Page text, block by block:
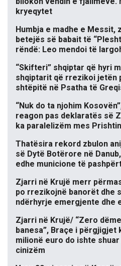
kryeqytet
Humbja e madhe e Messit,
betejës së babait të
rëndë: Leo mendoi të
“Skifteri” shqiptar që hyri
shqiptarit që rrezikoi jetën
shtëpitë në Psatha të
“Nuk do ta njohim
reagon pas deklaratës së
ka paralelizëm mes
Thatësira rekord zbulon
së Dytë Botërore në
edhe municione të
Zjarri në Krujë merr
po rrezikojnë banorët dhe
ndërhyrje emergjente dhe
Zjarri në Krujë/ “Zero
banesa”, Braçe i përgjigjet
milionë euro do ishte
cinizëm